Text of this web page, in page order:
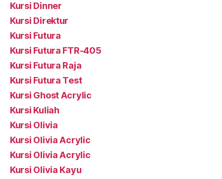
Kursi Dinner
Kursi Direktur
Kursi Futura
Kursi Futura FTR-405
Kursi Futura Raja
Kursi Futura Test
Kursi Ghost Acrylic
Kursi Kuliah
Kursi Olivia
Kursi Olivia Acrylic
Kursi Olivia Acrylic
Kursi Olivia Kayu